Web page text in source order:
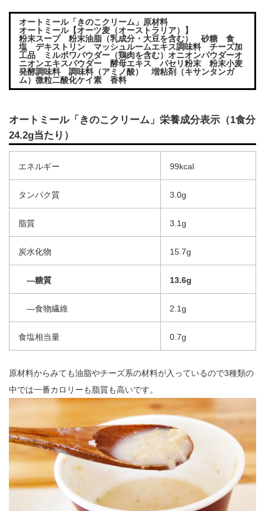
オートミール「きのこクリーム」原材料
オートミール【オーツ麦（オーストラリア）】
粉末スープ 粉末油脂（乳成分・大豆を含む） 砂糖 食
塩 デキストリン マッシュルームエキス調味料 チーズ加
工品 ミルポワパウダー（鶏肉を含む）オニオンパウダーオ
ニオンエキスパウダー 酵母エキス パセリ粉末 粉末小麦
発酵調味料 調味料（アミノ酸） 増粘剤（キサンタンガ
ム）微粒二酸化ケイ素 香料
オートミール「きのこクリーム」栄養成分表示（1食分
24.2g当たり）
エネルギー 99kcal
タンパク質 3.0g
脂質 3.1g
炭水化物 15.7g
―糖質 13.6g
―食物繊維 2.1g
食塩相当量 0.7g
原材料からみても油脂やチーズ系の材料が入っているので3種類の
中では一番カロリーも脂質も高いです。